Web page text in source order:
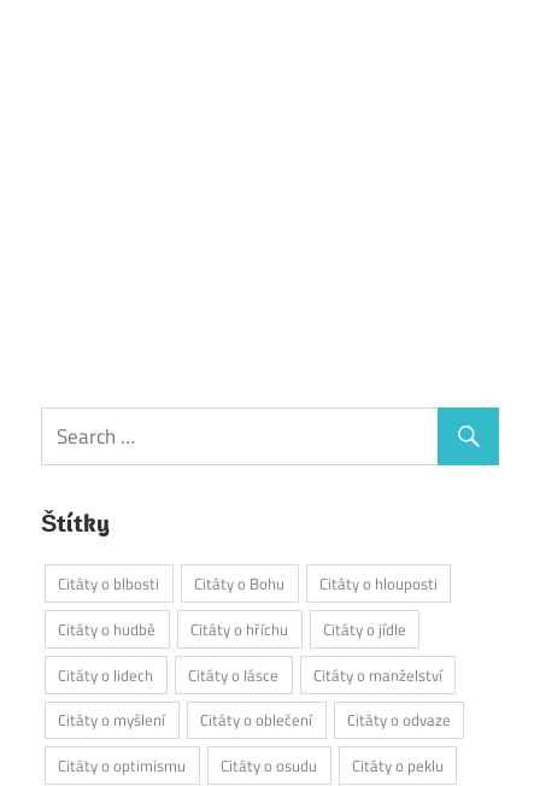
Štítky
Citáty o blbosti Citáty o Bohu
Citáty o hlouposti
Citáty o hudbě
Citáty o hříchu
Citáty o jídle
Citáty o lidech
Citáty o lásce
Citáty o manželství
Citáty o myšlení
Citáty o oblečení
Citáty o odvaze
Citáty o optimismu
Citáty o osudu Citáty o peklu